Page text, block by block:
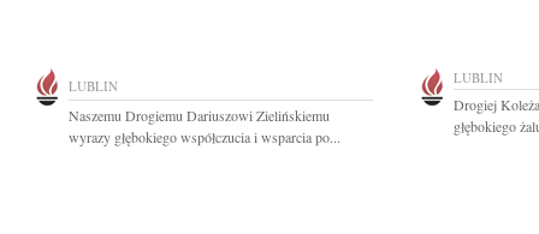
LUBLIN
Naszemu Drogiemu Dariuszowi Zielińskiemu
wyrazy głębokiego współczucia i wsparcia po...
LUBLIN
Drogiej
głębokiego